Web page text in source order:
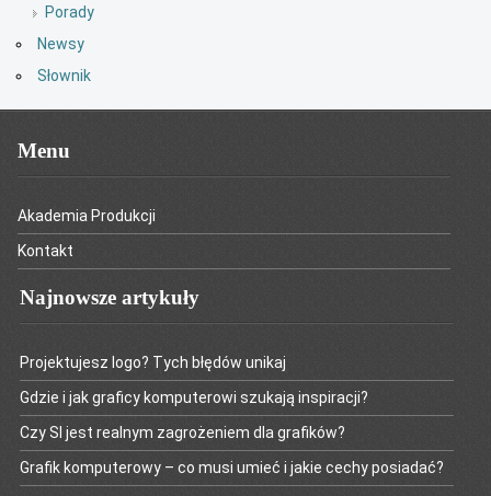
Porady
Newsy
Słownik
Menu
Akademia Produkcji
Kontakt
Najnowsze artykuły
Projektujesz logo? Tych błędów unikaj
Gdzie i jak graficy komputerowi szukają inspiracji?
Czy SI jest realnym zagrożeniem dla grafików?
Grafik komputerowy – co musi umieć i jakie cechy posiadać?